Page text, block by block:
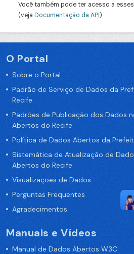
Você também pode ter acesso a
(veja Documentação da API).
O Portal
Sobre o Portal
Padrão de Serviço de Dados da
Recife
Padrões de Publicação dos Dados
Abertos do Recife
Política de Dados Abertos da
Sistemática de Atualização de
Abertos do Recife
Visualizações de Dados
Perguntas Frequentes
Agradecimentos
Manuais e Vídeos
Manual de Dados Abertos W3C